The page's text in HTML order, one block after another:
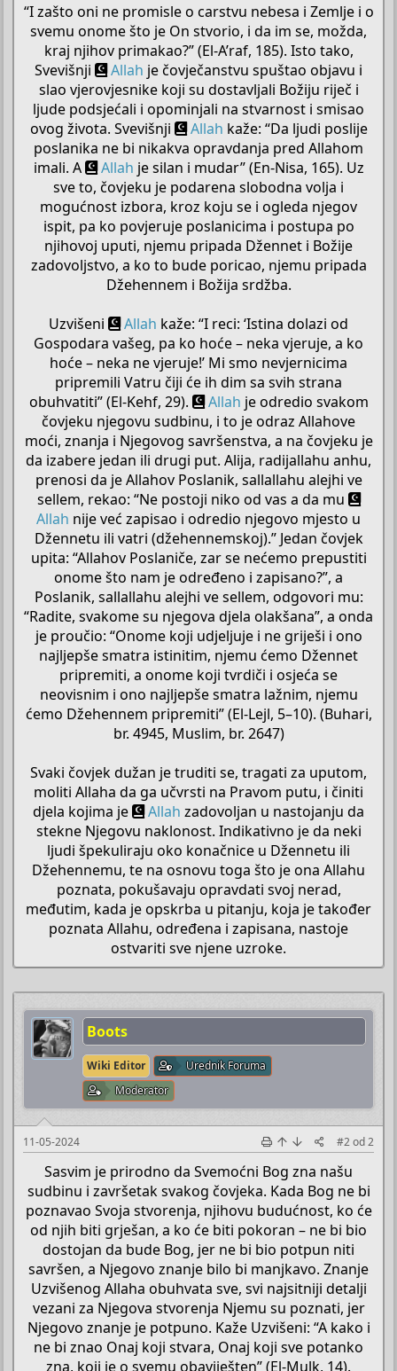
“I zašto oni ne promisle o carstvu nebesa i Zemlje i o
svemu onome što je On stvorio, i da im se, možda,
kraj njihov primakao?” (El-A’raf, 185). Isto tako,
Svevišnji
Allah je čovječanstvu spuštao objavu i
slao vjerovjesnike koji su dostavljali Božiju riječ i
ljude podsjećali i opominjali na stvarnost i smisao
ovog života. Svevišnji
Allah kaže: “Da ljudi poslije
poslanika ne bi nikakva opravdanja pred Allahom
imali. A
Allah je silan i mudar” (En-Nisa, 165). Uz
sve to, čovjeku je podarena slobodna volja i
mogućnost izbora, kroz koju se i ogleda njegov
ispit, pa ko povjeruje poslanicima i postupa po
njihovoj uputi, njemu pripada Džennet i Božije
zadovoljstvo, a ko to bude poricao, njemu pripada
Džehennem i Božija srdžba.
Uzvišeni
Allah kaže: “I reci: ‘Istina dolazi od
Gospodara vašeg, pa ko hoće – neka vjeruje, a ko
hoće – neka ne vjeruje!’ Mi smo nevjernicima
pripremili Vatru čiji će ih dim sa svih strana
obuhvatiti” (El-Kehf, 29).
Allah je odredio svakom
čovjeku njegovu sudbinu, i to je odraz Allahove
moći, znanja i Njegovog savršenstva, a na čovjeku je
da izabere jedan ili drugi put. Alija, radijallahu anhu,
prenosi da je Allahov Poslanik, sallallahu alejhi ve
sellem, rekao: “Ne postoji niko od vas a da mu
Allah nije već zapisao i odredio njegovo mjesto u
Džennetu ili vatri (džehennemskoj).” Jedan čovjek
upita: “Allahov Poslaniče, zar se nećemo prepustiti
onome što nam je određeno i zapisano?”, a
Poslanik, sallallahu alejhi ve sellem, odgovori mu:
“Radite, svakome su njegova djela olakšana”, a onda
je proučio: “Onome koji udjeljuje i ne griješi i ono
najljepše smatra istinitim, njemu ćemo Džennet
pripremiti, a onome koji tvrdiči i osjeća se
neovisnim i ono najljepše smatra lažnim, njemu
ćemo Džehennem pripremiti” (El-Lejl, 5–10). (Buhari,
br. 4945, Muslim, br. 2647)
Svaki čovjek dužan je truditi se, tragati za uputom,
moliti Allaha da ga učvrsti na Pravom putu, i činiti
djela kojima je
Allah zadovoljan u nastojanju da
stekne Njegovu naklonost. Indikativno je da neki
ljudi špekuliraju oko konačnice u Džennetu ili
Džehennemu, te na osnovu toga što je ona Allahu
poznata, pokušavaju opravdati svoj nerad,
međutim, kada je opskrba u pitanju, koja je također
poznata Allahu, određena i zapisana, nastoje
ostvariti sve njene uzroke.​
Boots
Wiki Editor
Urednik Foruma
Moderator
11-05-2024 #2od2
Sasvim je prirodno da Svemoćni Bog zna našu
sudbinu i završetak svakog čovjeka. Kada Bog ne bi
poznavao Svoja stvorenja, njihovu budućnost, ko će
od njih biti grješan, a ko će biti pokoran – ne bi bio
dostojan da bude Bog, jer ne bi bio potpun niti
savršen, a Njegovo znanje bilo bi manjkavo. Znanje
Uzvišenog Allaha obuhvata sve, svi najsitniji detalji
vezani za Njegova stvorenja Njemu su poznati, jer
Njegovo znanje je potpuno. Kaže Uzvišeni: “A kako i
ne bi znao Onaj koji stvara, Onaj koji sve potanko
zna, koji je o svemu obaviješten” (El-Mulk, 14).